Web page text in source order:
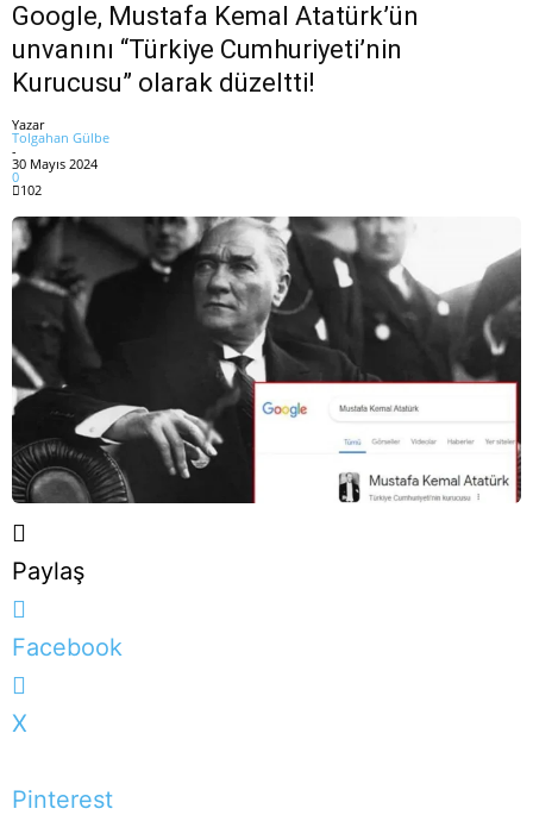
Google, Mustafa Kemal Atatürk’ün
unvanını “Türkiye Cumhuriyeti’nin
Kurucusu” olarak düzeltti!
Yazar
Tolgahan Gülbe
-
30 Mayıs 2024
0
102
Paylaş
Facebook
X
Pinterest